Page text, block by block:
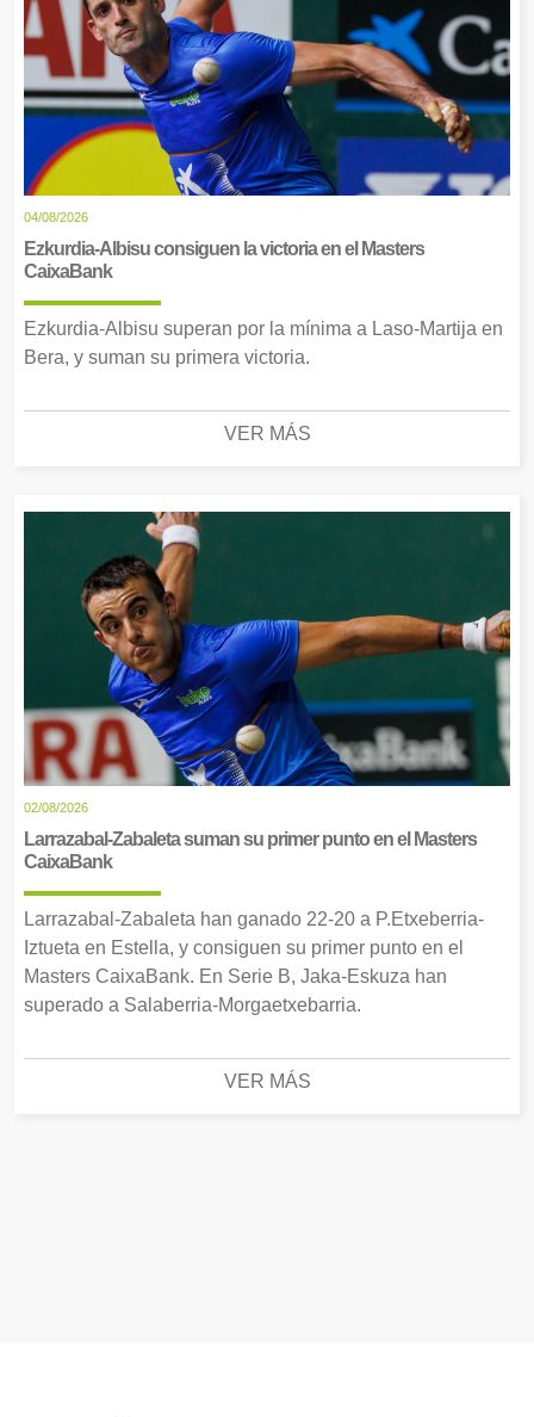
04/08/2026
Ezkurdia-Albisu consiguen la victoria en el Masters
CaixaBank
Ezkurdia-Albisu superan por la mínima a Laso-Martija en
Bera, y suman su primera victoria.
VER MÁS
02/08/2026
Larrazabal-Zabaleta suman su primer punto en el Masters
CaixaBank
Larrazabal-Zabaleta han ganado 22-20 a P.Etxeberria-
Iztueta en Estella, y consiguen su primer punto en el
Masters CaixaBank. En Serie B, Jaka-Eskuza han
superado a Salaberria-Morgaetxebarria.
VER MÁS